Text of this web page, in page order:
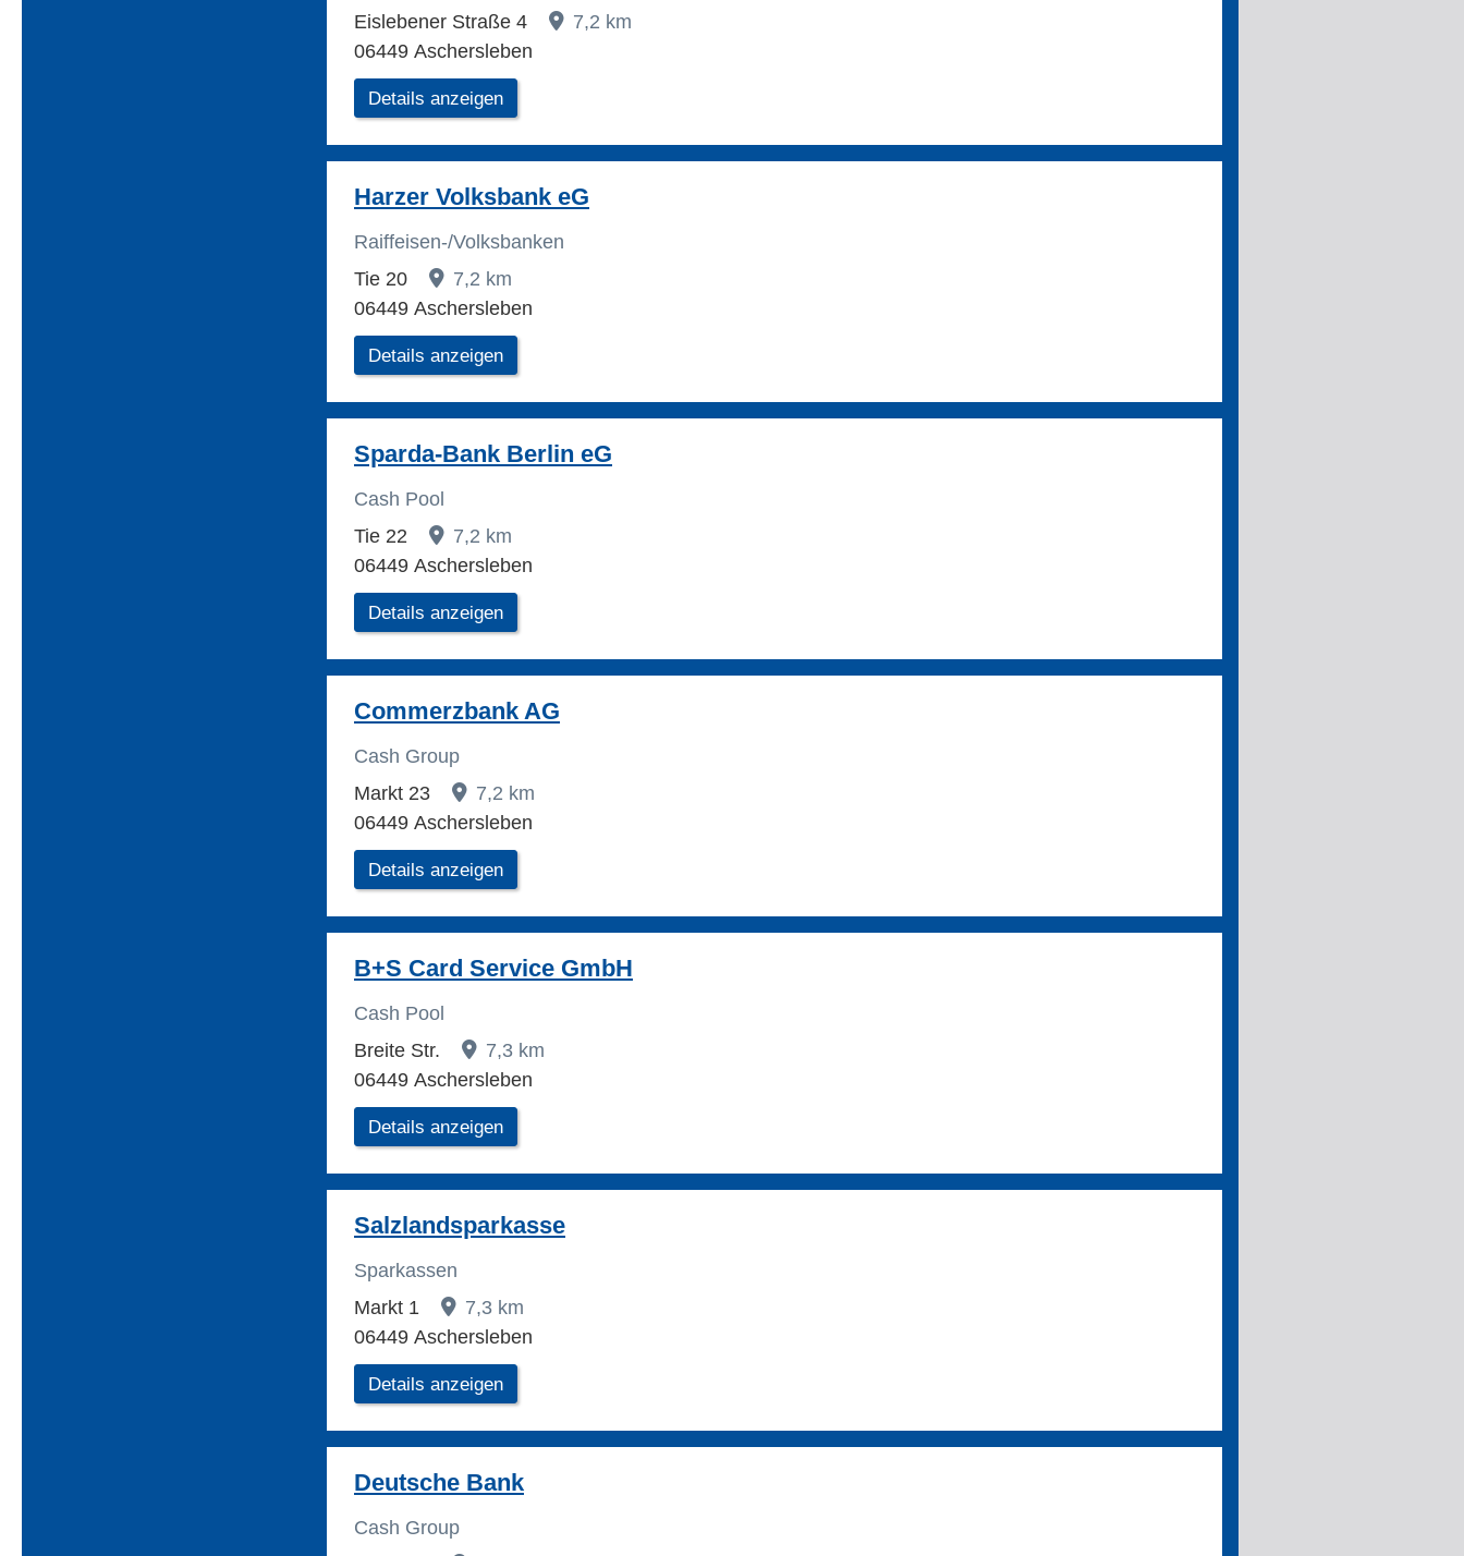
Eislebener Straße 4
7,2 km
06449 Aschersleben
Details anzeigen
Harzer Volksbank eG
Raiffeisen-/Volksbanken
Tie 20
7,2 km
06449 Aschersleben
Details anzeigen
Sparda-Bank Berlin eG
Cash Pool
Tie 22
7,2 km
06449 Aschersleben
Details anzeigen
Commerzbank AG
Cash Group
Markt 23
7,2 km
06449 Aschersleben
Details anzeigen
B+S Card Service GmbH
Cash Pool
Breite Str.
7,3 km
06449 Aschersleben
Details anzeigen
Salzlandsparkasse
Sparkassen
Markt 1
7,3 km
06449 Aschersleben
Details anzeigen
Deutsche Bank
Cash Group